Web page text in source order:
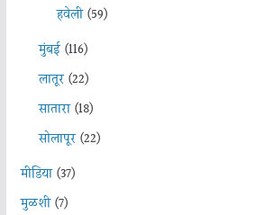
हवेली(59)
मुंबई(116)
लातूर(22)
सातारा(18)
सोलापूर(22)
मीडिया(37)
मुळशी(7)